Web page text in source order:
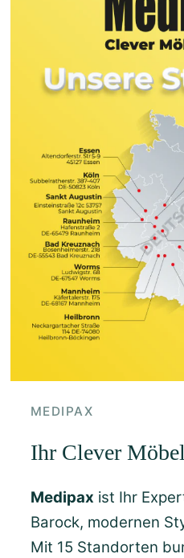
MEDIPAX
Ihr Clever
Medipax ist Ihr
Barock, modernen
Mit 15 Standorten